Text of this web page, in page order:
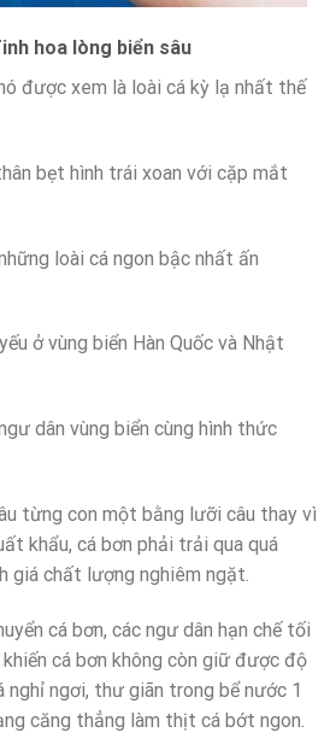
hoa lòng biển sâu
được xem là loài cá kỳ lạ nhất thế
bẹt hình trái xoan với cặp mắt
loài cá ngon bậc nhất ấn
ở vùng biển Hàn Quốc và Nhật
dân vùng biển cùng hình thức
từng con một bằng lưỡi câu thay vì
khẩu, cá bơn phải trải qua quá
giá chất lượng nghiêm ngặt.
cá bơn, các ngư dân hạn chế tối
cá bơn không còn giữ được độ
nghỉ ngơi, thư giãn trong bể nước 1
căng thẳng làm thịt cá bớt ngon.